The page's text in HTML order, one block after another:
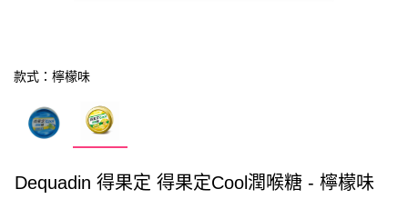
款式：檸檬味
Dequadin 得果定 得果定Cool潤喉糖 - 檸檬味